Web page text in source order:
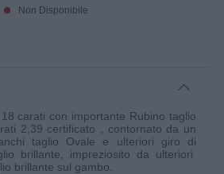
Non Disponibile
carati con importante Rubino taglio
2,39 certificato , contornato da un
taglio Ovale e ulteriori giro di
brillante, impreziosito da ulteriori
brillante sul gambo.